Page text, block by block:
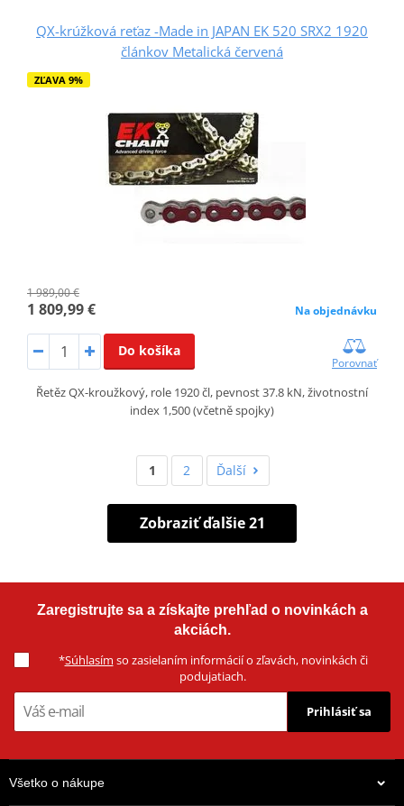
QX-krúžková reťaz -Made in JAPAN EK 520 SRX2 1920
článkov Metalická červená
ZĽAVA 9%
1 989,00 €
1 809,99 € Na objednávku
Do košíka
Porovnať
Řetěz QX-kroužkový, role 1920 čl, pevnost 37.8 kN, životnostní
index 1,500 (včetně spojky)
1 2 Ďalší
Zobraziť ďalšie 21
Zaregistrujte sa a získajte prehľad o novinkách a
akciách.
*Súhlasím so zasielaním informácií o zľavách, novinkách či
podujatiach.
Prihlásiť sa
Všetko o nákupe